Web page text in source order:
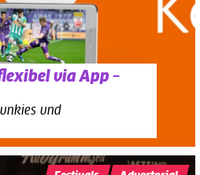
via App –
und